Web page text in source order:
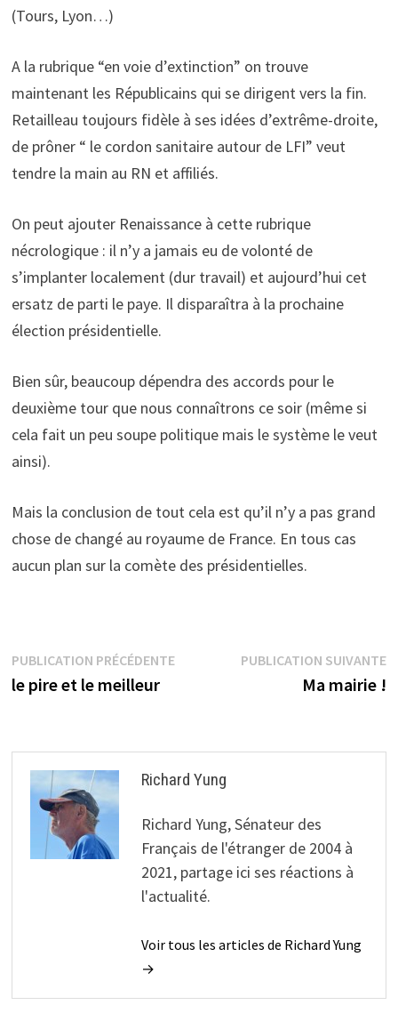
(Tours, Lyon…)
A la rubrique “en voie d’extinction” on trouve
maintenant les Républicains qui se dirigent vers la fin.
Retailleau toujours fidèle à ses idées d’extrême-droite,
de prôner “ le cordon sanitaire autour de LFI” veut
tendre la main au RN et affiliés.
On peut ajouter Renaissance à cette rubrique
nécrologique : il n’y a jamais eu de volonté de
s’implanter localement (dur travail) et aujourd’hui cet
ersatz de parti le paye. Il disparaîtra à la prochaine
élection présidentielle.
Bien sûr, beaucoup dépendra des accords pour le
deuxième tour que nous connaîtrons ce soir (même si
cela fait un peu soupe politique mais le système le veut
ainsi).
Mais la conclusion de tout cela est qu’il n’y a pas grand
chose de changé au royaume de France. En tous cas
aucun plan sur la comète des présidentielles.
Navigation
de
PUBLICATION PRÉCÉDENTEPublication
le pire et le meilleur
PUBLICATION SUIVANTE
Ma mairie !
Richard Yung
Richard Yung, Sénateur des
Français de l'étranger de 2004 à
2021, partage ici ses réactions à
l'actualité.
Voir tous les articles de Richard Yung
→